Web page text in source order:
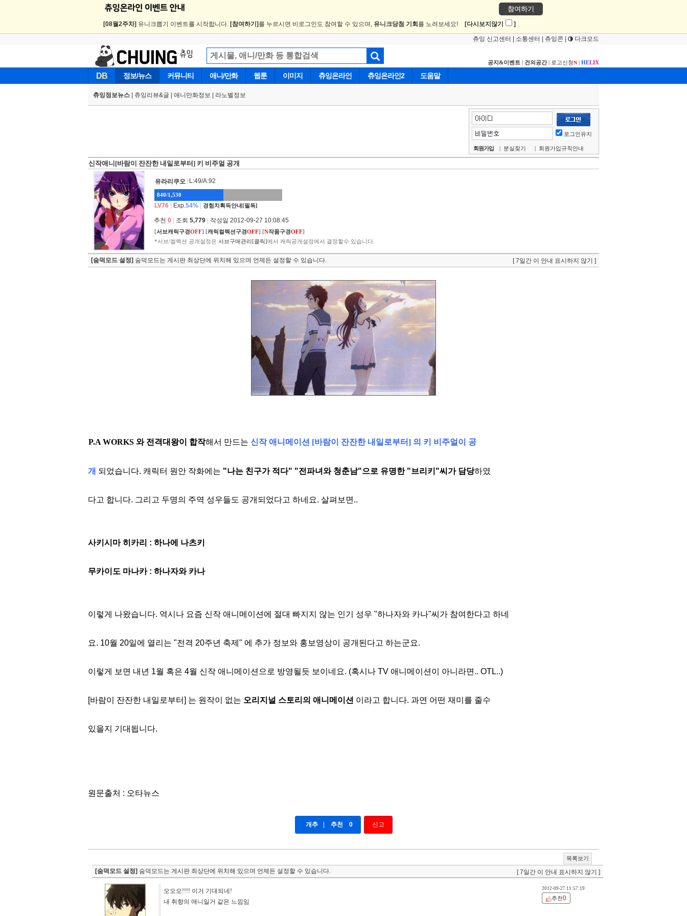
참여하기
[08월2주차] 유니크뽑기 이벤트를 시작합니다. [참여하기] 를 누르시면 비로그인도 참여할 수 있으며, 유니크당첨 기회 를 노려보세요! [다시보지않기 ]
츄잉 신고센터 소통센터 츄잉콘 다크모드
공지&이벤트 | 건의공간| 로고신청N | HELIX
DB 정보/뉴스 커뮤니티 애니/만화 웹툰 이미지 츄잉온라인 츄잉온라인2 도움말
츄잉정보뉴스 츄잉리뷰&글 애니만화정보 라노벨정보
로그인유지
회원가입 | 분실찾기 | 회원가입규칙안내
신작애니[바람이 잔잔한 내일로부터] 키 비주얼 공개
유라리쿠오 L:49/A:92
840/1,530
LV76 Exp.54% 경험치획득안내[필독]
추천 0 조회 5,779 작성일 2012-09-27 10:08:45
[서브캐릭구경OFF] [캐릭컬렉션구경OFF] [N작품구경OFF]
*서브/컬렉션 공개설정은 서브구매관리[클릭]에서 캐릭공개설정에서 결정할수 있습니다.
[숨덕모드 설정] 숨덕모드는 게시판 최상단에 위치해 있으며 언제든 설정할 수 있습니다. [ 7일간 이 안내 표시하지 않기 ]
P.A WORKS 와 전격대왕이 합작해서 만드는 신작 애니메이션 [바람이 잔잔한 내일로부터] 의 키 비주얼이 공
개 되었습니다. 캐릭터 원안 작화에는 "나는 친구가 적다" "전파녀와 청춘남"으로 유명한 "브리키"씨가 담당하였
다고 합니다. 그리고 두명의 주역 성우들도 공개되었다고 하네요. 살펴보면..
사키시마 히카리 : 하나에 나츠키
무카이도 마나카 : 하나자와 카나
이렇게 나왔습니다. 역시나 요즘 신작 애니메이션에 절대 빠지지 않는 인기 성우 "하나자와 카나"씨가 참여한다고 하네
요. 10월 20일에 열리는 "전격 20주년 축제" 에 추가 정보와 홍보영상이 공개된다고 하는군요.
이렇게 보면 내년 1월 혹은 4월 신작 애니메이션으로 방영될듯 보이네요. (혹시나 TV 애니메이션이 아니라면.. OTL..)
[바람이 잔잔한 내일로부터] 는 원작이 없는 오리지널 스토리의 애니메이션 이라고 합니다. 과연 어떤 재미를 줄수
있을지 기대됩니다.
원문출처 : 오타뉴스
개추 추천 0 신고
목록보기
[숨덕모드 설정] 숨덕모드는 게시판 최상단에 위치해 있으며 언제든 설정할 수 있습니다. [ 7일간 이 안내 표시하지 않기 ]
오오오!!!! 이거 기대되네!
내 취향의 애니일거 같은 느낌임
2012-09-27 11:57:19
추천0